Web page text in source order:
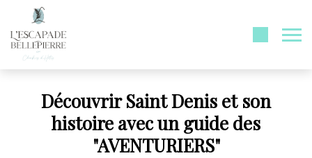
Découvrir Saint Denis et son
histoire avec un guide des
"AVENTURIERS"